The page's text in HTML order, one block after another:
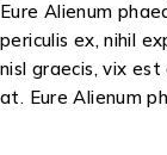
Eure Alienum
periculis ex, nihil
nisl graecis, vix
at. Eure Alienum